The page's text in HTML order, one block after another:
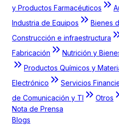
y Productos Farmacéuticos
Industria de Equipos
Bienes
Construcción e infraestructura
Fabricación
Nutrición y
Productos Químicos y
Electrónico
Servicios
de Comunicación y TI
Otros
Nota de Prensa
Blogs